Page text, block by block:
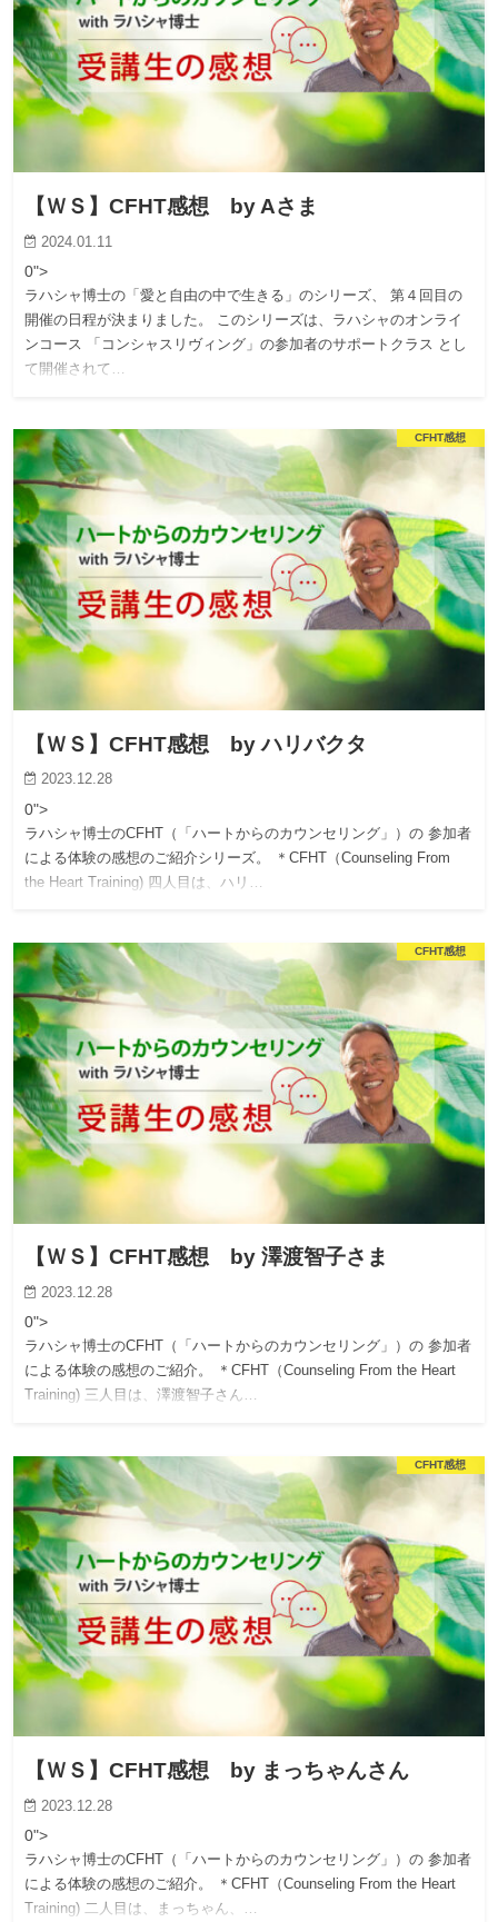
【ＷＳ】CFHT感想 by Aさま
2024.01.11
0">
ラハシャ博士の「愛と自由の中で生きる」のシリーズ、 第４回目の
開催の日程が決まりました。 このシリーズは、ラハシャのオンライ
ンコース 「コンシャスリヴィング」の参加者のサポートクラス とし
て開催されて…
CFHT感想
【ＷＳ】CFHT感想 by ハリバクタ
2023.12.28
0">
ラハシャ博士のCFHT（「ハートからのカウンセリング」）の 参加者
による体験の感想のご紹介シリーズ。 ＊CFHT（Counseling From
the Heart Training) 四人目は、ハリ…
CFHT感想
【ＷＳ】CFHT感想 by 澤渡智子さま
2023.12.28
0">
ラハシャ博士のCFHT（「ハートからのカウンセリング」）の 参加者
による体験の感想のご紹介。 ＊CFHT（Counseling From the Heart
Training) 三人目は、澤渡智子さん…
CFHT感想
【ＷＳ】CFHT感想 by まっちゃんさん
2023.12.28
0">
ラハシャ博士のCFHT（「ハートからのカウンセリング」）の 参加者
による体験の感想のご紹介。 ＊CFHT（Counseling From the Heart
Training) 二人目は、まっちゃん、…